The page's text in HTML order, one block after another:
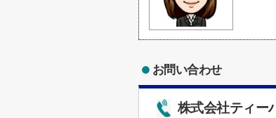
お問い合わせ
株式会社ティー